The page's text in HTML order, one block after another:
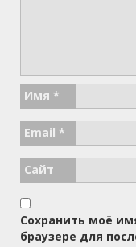
Имя *
Email *
Сайт
Сохранить моё
браузере для